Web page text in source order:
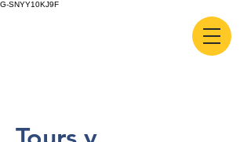
G-SNYY10KJ9F